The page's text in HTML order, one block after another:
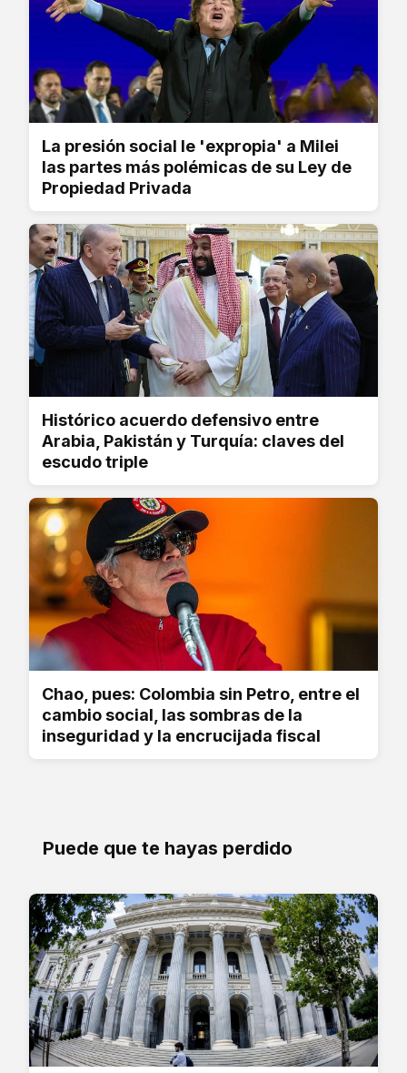
La presión social le 'expropia' a Milei
las partes más polémicas de su Ley de
Propiedad Privada
Histórico acuerdo defensivo entre
Arabia, Pakistán y Turquía: claves del
escudo triple
Chao, pues: Colombia sin Petro, entre el
cambio social, las sombras de la
inseguridad y la encrucijada fiscal
Puede que te hayas perdido